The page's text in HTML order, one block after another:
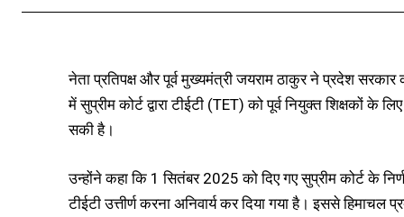
नेता प्रतिपक्ष और पूर्व मुख्यमंत्री जयराम ठाकुर ने प्रदेश सरकार
में सुप्रीम कोर्ट द्वारा टीईटी (TET) को पूर्व नियुक्त शिक्षकों
सकी है।
उन्होंने कहा कि 1 सितंबर 2025 को दिए गए सुप्रीम कोर्ट के
टीईटी उत्तीर्ण करना अनिवार्य कर दिया गया है। इससे हिमाचल